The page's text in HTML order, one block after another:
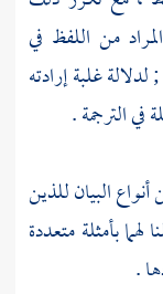
من اللفظ في
غلبة إرادته
في الترجمة .
البيان للذين
بأمثلة متعددة
.